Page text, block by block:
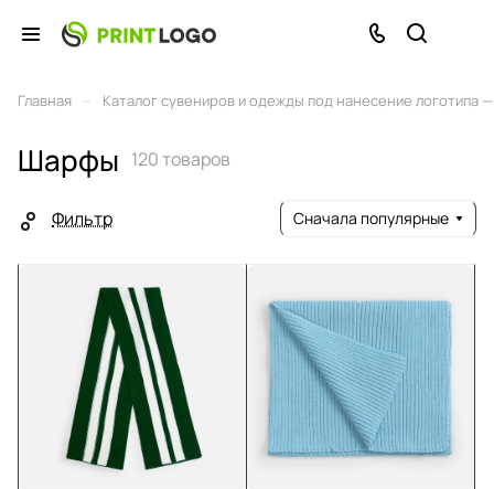
Главная Каталог сувениров и одежды под нанесение логотипа
Шарфы 120 товаров
Фильтр Сначала популярные